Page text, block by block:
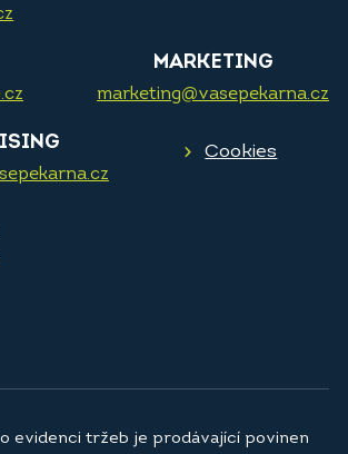
MARKETING
marketing@vasepekarna.cz
Cookies
evidenci tržeb je prodávající povinen